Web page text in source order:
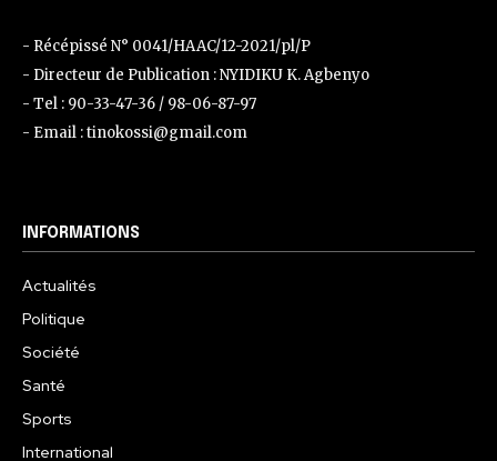
- Récépissé N° 0041/HAAC/12-2021/pl/P
- Directeur de Publication : NYIDIKU K. Agbenyo
- Tel : 90-33-47-36 / 98-06-87-97
- Email : tinokossi@gmail.com
INFORMATIONS
Actualités
Politique
Société
Santé
Sports
International